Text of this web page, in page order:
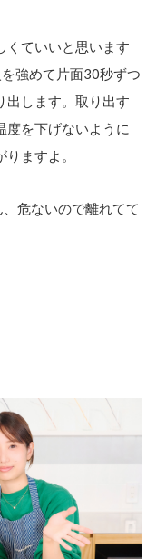
くていいと思います
強めて片面30秒ずつ
出します。取り出す
度を下げないように
ますよ。
危ないので離れてて